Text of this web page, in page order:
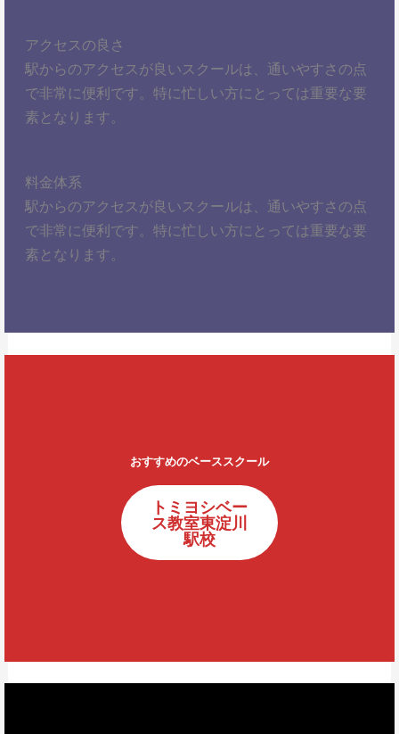
アクセスの良さ
駅からのアクセスが良いスクールは、通いやすさの点
で非常に便利です。特に忙しい方にとっては重要な要
素となります。
料金体系
駅からのアクセスが良いスクールは、通いやすさの点
で非常に便利です。特に忙しい方にとっては重要な要
素となります。
おすすめのベーススクール
トミヨシベー
ス教室東淀川
駅校